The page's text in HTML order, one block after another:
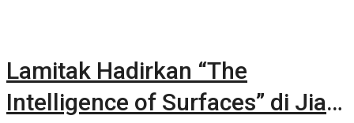
Lamitak Hadirkan “The
Intelligence of Surfaces” di Jia